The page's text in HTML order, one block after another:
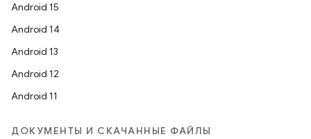
Android 15
Android 14
Android 13
Android 12
Android 11
ДОКУМЕНТЫ И СКАЧАННЫЕ ФАЙЛЫ